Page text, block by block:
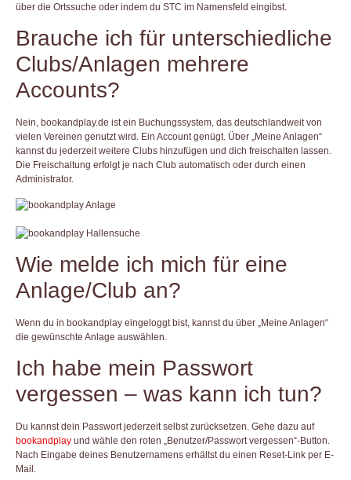
über die Ortssuche oder indem du STC im Namensfeld eingibst.
Brauche ich für unterschiedliche
Clubs/Anlagen mehrere
Accounts?
Nein, bookandplay.de ist ein Buchungssystem, das deutschlandweit von
vielen Vereinen genutzt wird. Ein Account genügt. Über „Meine Anlagen“
kannst du jederzeit weitere Clubs hinzufügen und dich freischalten lassen.
Die Freischaltung erfolgt je nach Club automatisch oder durch einen
Administrator.
Wie melde ich mich für eine
Anlage/Club an?
Wenn du in bookandplay eingeloggt bist, kannst du über „Meine Anlagen“
die gewünschte Anlage auswählen.
Ich habe mein Passwort
vergessen – was kann ich tun?
Du kannst dein Passwort jederzeit selbst zurücksetzen. Gehe dazu auf
bookandplay und wähle den roten „Benutzer/Passwort vergessen“-Button.
Nach Eingabe deines Benutzernamens erhältst du einen Reset-Link per E-
Mail.